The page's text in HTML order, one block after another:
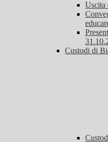
Uscita
Custodi di